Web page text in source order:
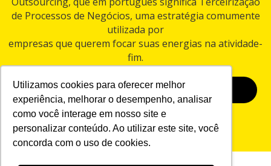
Utilizamos cookies para oferecer melhor
experiência, melhorar o desempenho, analisar
como você interage em nosso site e
personalizar conteúdo. Ao utilizar este site, você
concorda com o uso de cookies.
de Processos de Negócios, uma estratégia comumente
utilizada por
empresas que querem focar suas energias na atividade-
fim.
BAIXAR E-BOOK